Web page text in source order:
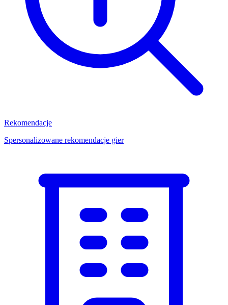
Rekomendacje
Spersonalizowane rekomendacje gier